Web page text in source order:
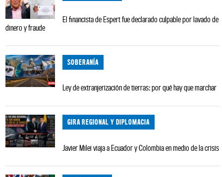
El financista de Espert fue declarado culpable por lavado de
dinero y fraude
SOBERANÍA
Ley de extranjerización de tierras: por qué hay que marchar
GIRA REGIONAL Y DIPLOMACIA
Javier Milei viaja a Ecuador y Colombia en medio de la crisis